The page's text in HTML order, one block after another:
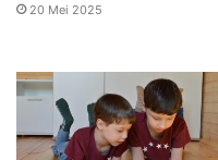
20 Mei 2025